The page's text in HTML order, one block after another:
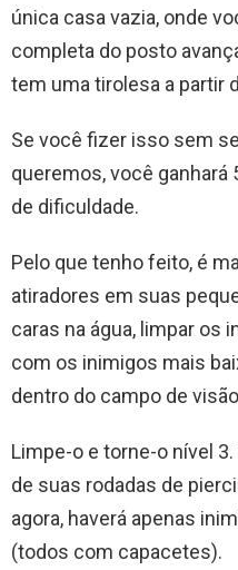
única casa vazia, onde
completa do posto
tem uma tirolesa a partir
Se você fizer isso sem
queremos, você ganhará
de dificuldade.
Pelo que tenho feito, é
atiradores em suas
caras na água, limpar os
com os inimigos mais
dentro do campo de
Limpe-o e torne-o nível
de suas rodadas de
agora, haverá apenas
(todos com capacetes).